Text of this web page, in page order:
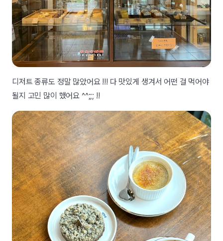
디저트 종류도 정말 많았어요 !!! 다 맛있게 생겨서 어떤 걸 먹어야
될지 고민 많이 했어요 ^^;;; !!